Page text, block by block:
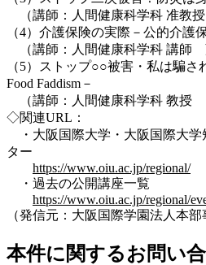
（講師：人間健康科学科 准教
（4）介護保険の実際－公的介護
（講師：人間健康科学科 講師
（5）ストップ○○被害・私は騙
Food Faddism－
（講師：人間健康科学科 教授
◇関連URL：
・大阪国際大学・大阪国際大
ター
https://www.oiu.ac.jp/regional/
・過去の公開講座一覧
https://www.oiu.ac.jp/regional/
（発信元：大阪国際学園法人本
本件に関するお問い